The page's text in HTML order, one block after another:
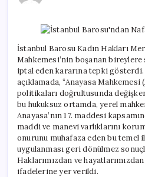
İstanbul Barosu Kadın Hakları
Mahkemesi’nin boşanan
iptal eden kararına tepki gösterdi.
açıklamada, “Anayasa
politikaları doğrultusunda
bu hukuksuz ortamda, yerel
Anayasa’nın 17. maddesi
maddi ve manevi varlıklarını
onurunu muhafaza eden bu temel
uygulanması geri dönülmez
Haklarımızdan ve
ifadelerine yer verildi.